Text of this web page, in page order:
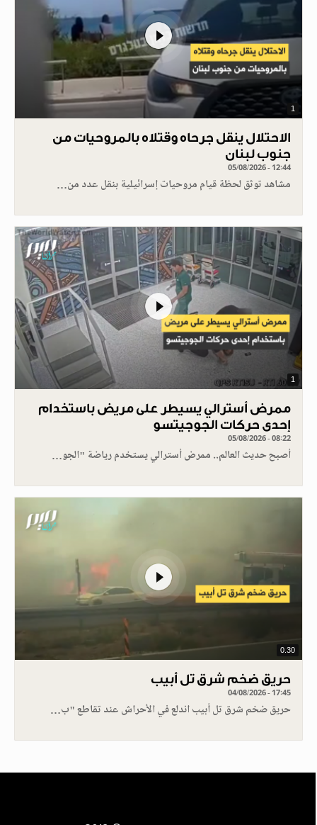
1
الاحتلال ينقل جرحاه وقتلاه بالمروحيات من
جنوب لبنان
05/08/2026 - 12:44
مشاهد توثق لحظة قيام مروحيات إسرائيلية بنقل عدد من…
1
ممرض أسترالي يسيطر على مريض باستخدام
إحدى حركات الجوجيتسو
05/08/2026 - 08:22
أصبح حديث العالم.. ممرض أسترالي يستخدم رياضة "الجو…
0.30
حريق ضخم شرق تل أبيب
04/08/2026 - 17:45
حريق ضخم شرق تل أبيب اندلع في الأحراش عند تقاطع "ب…